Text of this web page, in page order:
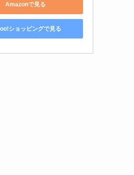
Amazonで見る
ショッピングで見る